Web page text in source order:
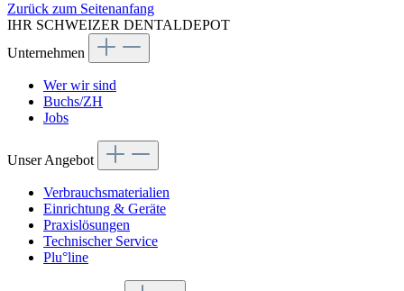
Zurück zum Seitenanfang
IHR SCHWEIZER DENTALDEPOT
Unternehmen
Wer wir sind
Buchs/ZH
Jobs
Unser Angebot
Verbrauchsmaterialien
Einrichtung & Geräte
Praxislösungen
Technischer Service
Plu°line